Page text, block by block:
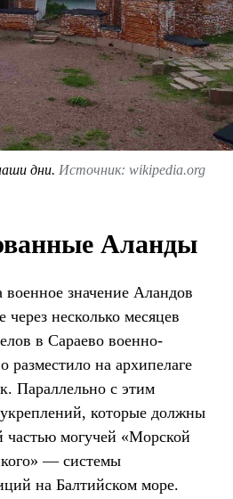
дни. Источник: wikipedia.org
Аланды
значение Аландов
несколько месяцев
в Сараево военно-
разместило на архипелаге
Параллельно с этим
укреплений, которые должны
частью могучей «Морской
— системы
на Балтийском море.